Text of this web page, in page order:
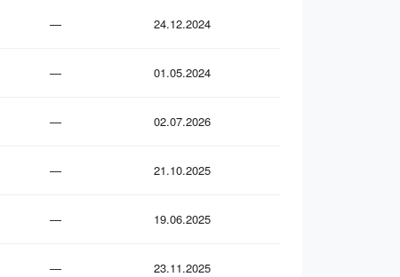
— 24.12.2024
— 01.05.2024
— 02.07.2026
— 21.10.2025
— 19.06.2025
— 23.11.2025